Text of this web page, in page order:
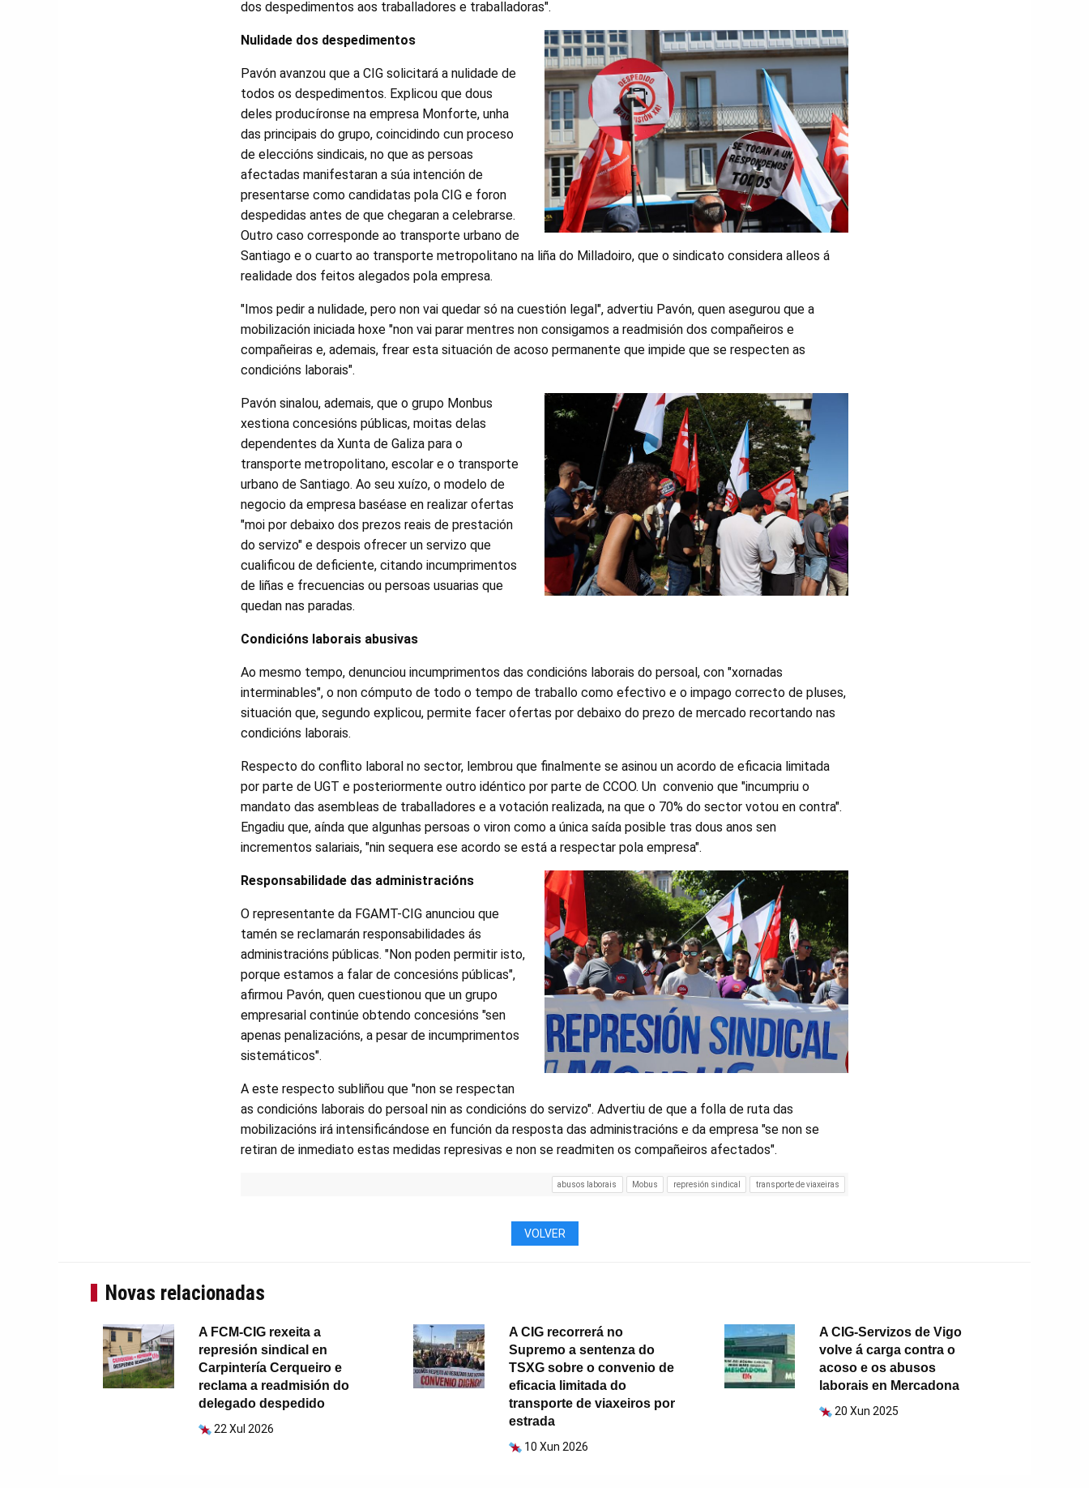
dos despedimentos aos traballadores e traballadoras".
Nulidade dos despedimentos
Pavón avanzou que a CIG solicitará a nulidade de
todos os despedimentos. Explicou que dous
deles producíronse na empresa Monforte, unha
das principais do grupo, coincidindo cun proceso
de eleccións sindicais, no que as persoas
afectadas manifestaran a súa intención de
presentarse como candidatas pola CIG e foron
despedidas antes de que chegaran a celebrarse.
Outro caso corresponde ao transporte urbano de
Santiago e o cuarto ao transporte metropolitano na liña do Milladoiro, que o sindicato considera alleos á
realidade dos feitos alegados pola empresa.
"Imos pedir a nulidade, pero non vai quedar só na cuestión legal", advertiu Pavón, quen asegurou que a
mobilización iniciada hoxe "non vai parar mentres non consigamos a readmisión dos compañeiros e
compañeiras e, ademais, frear esta situación de acoso permanente que impide que se respecten as
condicións laborais".
Pavón sinalou, ademais, que o grupo Monbus
xestiona concesións públicas, moitas delas
dependentes da Xunta de Galiza para o
transporte metropolitano, escolar e o transporte
urbano de Santiago. Ao seu xuízo, o modelo de
negocio da empresa baséase en realizar ofertas
"moi por debaixo dos prezos reais de prestación
do servizo" e despois ofrecer un servizo que
cualificou de deficiente, citando incumprimentos
de liñas e frecuencias ou persoas usuarias que
quedan nas paradas.
Condicións laborais abusivas
Ao mesmo tempo, denunciou incumprimentos das condicións laborais do persoal, con "xornadas
interminables", o non cómputo de todo o tempo de traballo como efectivo e o impago correcto de pluses,
situación que, segundo explicou, permite facer ofertas por debaixo do prezo de mercado recortando nas
condicións laborais.
Respecto do conflito laboral no sector, lembrou que finalmente se asinou un acordo de eficacia limitada
por parte de UGT e posteriormente outro idéntico por parte de CCOO. Un convenio que "incumpriu o
mandato das asembleas de traballadores e a votación realizada, na que o 70% do sector votou en contra".
Engadiu que, aínda que algunhas persoas o viron como a única saída posible tras dous anos sen
incrementos salariais, "nin sequera ese acordo se está a respectar pola empresa".
Responsabilidade das administracións
O representante da FGAMT-CIG anunciou que
tamén se reclamarán responsabilidades ás
administracións públicas. "Non poden permitir isto,
porque estamos a falar de concesións públicas",
afirmou Pavón, quen cuestionou que un grupo
empresarial continúe obtendo concesións "sen
apenas penalizacións, a pesar de incumprimentos
sistemáticos".
A este respecto subliñou que "non se respectan
as condicións laborais do persoal nin as condicións do servizo". Advertiu de que a folla de ruta das
mobilizacións irá intensificándose en función da resposta das administracións e da empresa "se non se
retiran de inmediato estas medidas represivas e non se readmiten os compañeiros afectados".
abusos laborais Mobus represión sindical transporte de viaxeiras
VOLVER
Novas relacionadas
A FCM-CIG rexeita a
represión sindical en
Carpintería Cerqueiro e
reclama a readmisión do
delegado despedido
22 Xul 2026
A CIG recorrerá no
Supremo a sentenza do
TSXG sobre o convenio de
eficacia limitada do
transporte de viaxeiros por
estrada
10 Xun 2026
A CIG-Servizos de Vigo
volve á carga contra o
acoso e os abusos
laborais en Mercadona
20 Xun 2025